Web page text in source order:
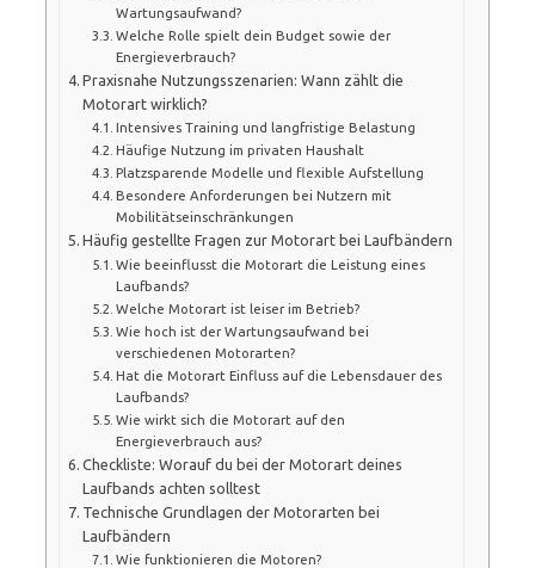
Wartungsaufwand?
Welche Rolle spielt dein Budget sowie der
Energieverbrauch?
Praxisnahe Nutzungsszenarien: Wann zählt die
Motorart wirklich?
Intensives Training und langfristige Belastung
Häufige Nutzung im privaten Haushalt
Platzsparende Modelle und flexible Aufstellung
Besondere Anforderungen bei Nutzern mit
Mobilitätseinschränkungen
Häufig gestellte Fragen zur Motorart bei Laufbändern
Wie beeinflusst die Motorart die Leistung eines
Laufbands?
Welche Motorart ist leiser im Betrieb?
Wie hoch ist der Wartungsaufwand bei
verschiedenen Motorarten?
Hat die Motorart Einfluss auf die Lebensdauer des
Laufbands?
Wie wirkt sich die Motorart auf den
Energieverbrauch aus?
Checkliste: Worauf du bei der Motorart deines
Laufbands achten solltest
Technische Grundlagen der Motorarten bei
Laufbändern
Wie funktionieren die Motoren?